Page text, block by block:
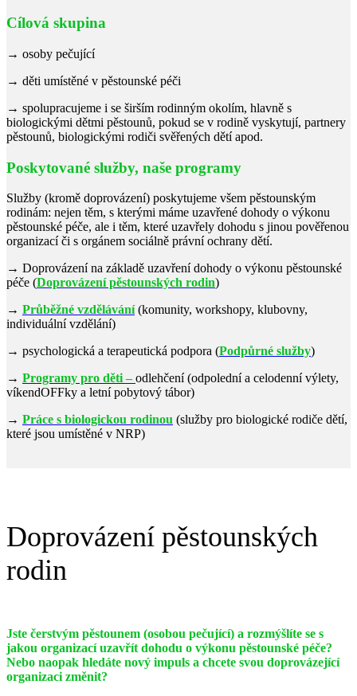
Cílová skupina
→ osoby pečující
→ děti umístěné v pěstounské péči
→ spolupracujeme i se širším rodinným okolím, hlavně s
biologickými dětmi pěstounů, pokud se v rodině vyskytují, partnery
pěstounů, biologickými rodiči svěřených dětí apod.
Poskytované služby, naše programy
Služby (kromě doprovázení) poskytujeme všem pěstounským
rodinám: nejen těm, s kterými máme uzavřené dohody o výkonu
pěstounské péče, ale i těm, které uzavřely dohodu s jinou pověřenou
organizací či s orgánem sociálně právní ochrany dětí.
→ Doprovázení na základě uzavření dohody o výkonu pěstounské
péče (Doprovázení pěstounských rodin)
→ Průběžné vzdělávání(komunity, workshopy, klubovny,
individuální vzdělání)
→ psychologická a terapeutická podpora (Podpůrné služby)
→ Programy pro děti –odlehčení (odpolední a celodenní výlety,
víkendOFFky a letní pobytový tábor)
→ Práce s biologickou rodinou (služby pro biologické rodiče dětí,
které jsou umístěné v NRP)
Doprovázení pěstounských
rodin
Jste čerstvým pěstounem (osobou pečující) a rozmýšlíte se s
jakou organizací uzavřít dohodu o výkonu pěstounské péče?
Nebo naopak hledáte nový impuls a chcete svou doprovázející
organizaci změnit?